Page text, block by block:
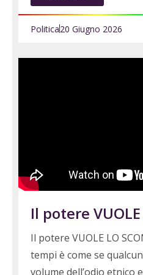
Politica20 Giugno 2026
Il potere VUOLE
Il potere VUOLE LO
tempi è come se
volume dell’odio etnico